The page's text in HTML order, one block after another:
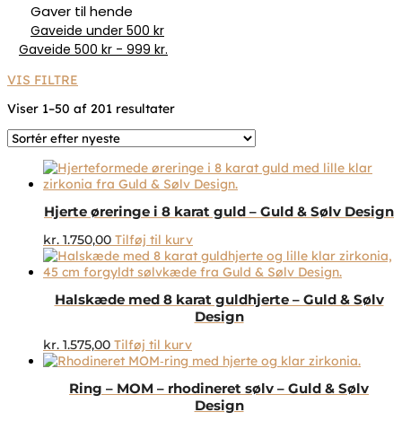
Gaver til hende
Gaveide under 500 kr
Gaveide 500 kr - 999 kr.
VIS FILTRE
Viser 1–50 af 201 resultaterSorteret
Hjerte øreringe i 8 karat guld – Guld & Sølv Design
kr. 1.750,00 Tilføj til kurv
Halskæde med 8 karat guldhjerte – Guld & Sølv
Design
kr. 1.575,00 Tilføj til kurv
Ring – MOM – rhodineret sølv – Guld & Sølv
Design